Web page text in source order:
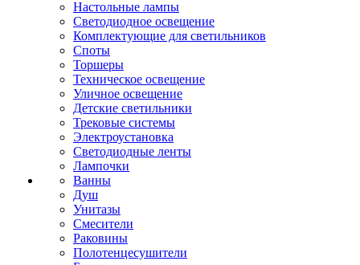
Настольные лампы
Светодиодное освещение
Комплектующие для светильников
Споты
Торшеры
Техническое освещение
Уличное освещение
Детские светильники
Трековые системы
Электроустановка
Светодиодные ленты
Лампочки
Ванны
Душ
Унитазы
Смесители
Раковины
Полотенцесушители